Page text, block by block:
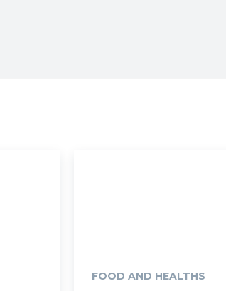
FOOD AND HEALTHS